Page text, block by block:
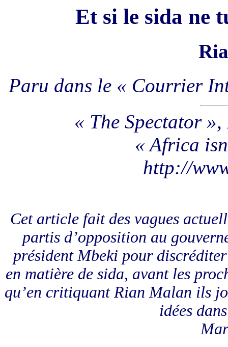
Et si le sida ne
Paru dans le « Courrier
« The Spectator
« Africa
http://
Cet article fait des vagues
partis d’opposition au
président Mbeki pour
en matière de sida, avant les
qu’en critiquant Rian Malan ils
idées